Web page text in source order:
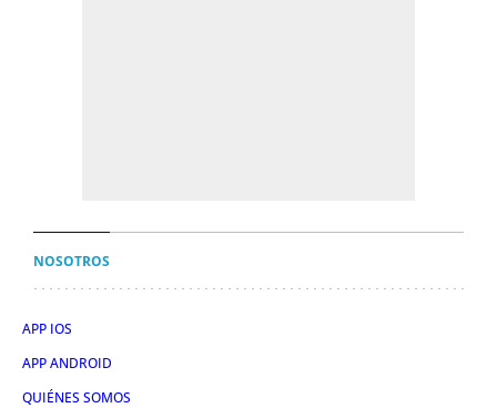
NOSOTROS
APP IOS
APP ANDROID
QUIÉNES SOMOS